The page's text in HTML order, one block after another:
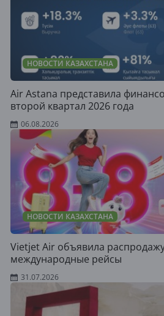
НОВОСТИ КАЗАХСТАНА
Air Astana представила
второй квартал 2026 года
06.08.2026
НОВОСТИ КАЗАХСТАНА
Vietjet Air объявила
международные рейсы
31.07.2026